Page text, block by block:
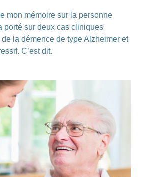
mon mémoire sur la personne
porté sur deux cas cliniques
la démence de type Alzheimer et
C’est dit.